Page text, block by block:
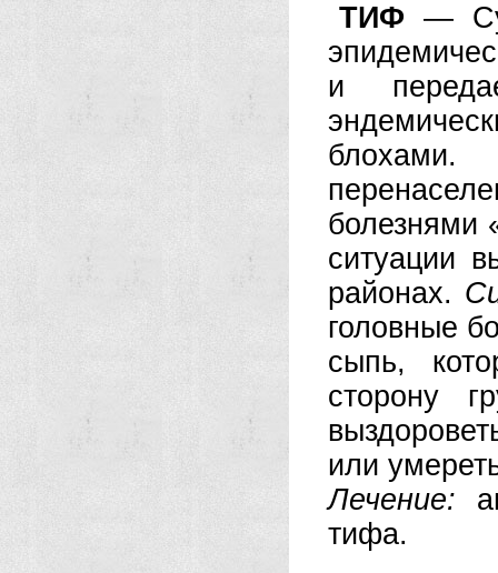
ТИФ —
и
болезнями
ситуации
районах.
головные
сыпь,
сторону
или
Лечение:
тифа.